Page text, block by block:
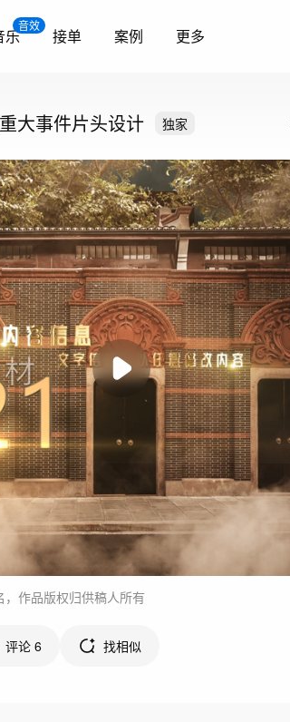
音效
乐 接单 案例 更多
大事件片头设计 独家
作品版权归供稿人所有
评论 6 找相似